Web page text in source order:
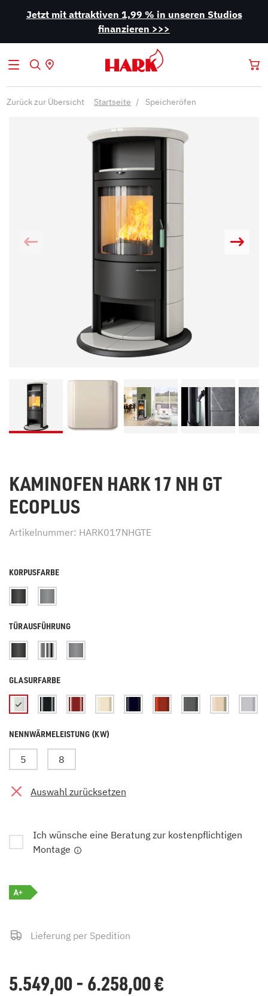
Jetzt mit attraktiven 1,99 % in unseren Studios
finanzieren >>>
Zurück zur Übersicht Startseite Speicheröfen
KAMINOFEN HARK 17 NH GT
ECOPLUS
Artikelnummer: HARK017NHGTE
KORPUSFARBE
TÜRAUSFÜHRUNG
GLASURFARBE
NENNWÄRMELEISTUNG (KW)
5 8
Auswahl zurücksetzen
Ich wünsche eine Beratung zur kostenpflichtigen
Montage
A+
Lieferung per Spedition
5.549,00 - 6.258,00€